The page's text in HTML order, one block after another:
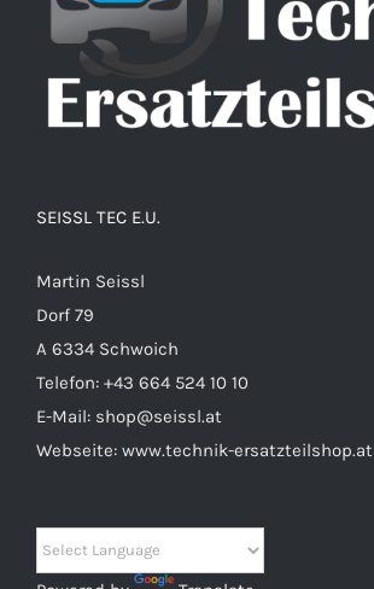
SEISSL TEC E.U.
Martin Seissl
Dorf 79
A 6334 Schwoich
Telefon: +43 664 524 10 10
E-Mail: shop@seissl.at
Webseite: www.technik-ersatzteilshop.at